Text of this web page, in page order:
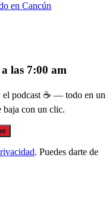
en Cancún
las 7:00 am
el podcast ☕ — todo en un
baja con un clic.
. Puedes darte de